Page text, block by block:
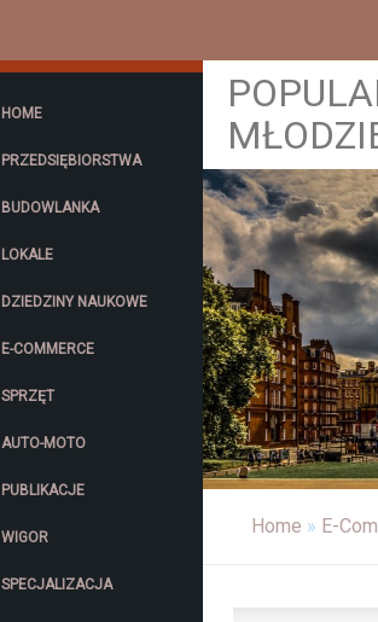
HOME
PRZEDSIĘBIORSTWA
BUDOWLANKA
LOKALE
DZIEDZINY NAUKOWE
E-COMMERCE
SPRZĘT
AUTO-MOTO
PUBLIKACJE
WIGOR
SPECJALIZACJA
Home » E-